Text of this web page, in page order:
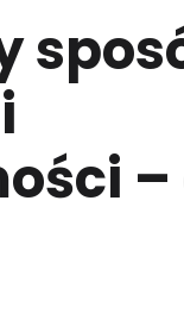
SPOS
I
OŚCI –